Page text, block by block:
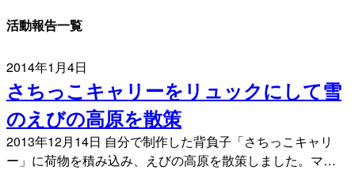
活動報告一覧
2014年1月4日
さちっこキャリーをリュックにして雪
のえびの高原を散策
2013年12月14日 自分で制作した背負子「さちっこキャリ
ー」に荷物を積み込み、えびの高原を散策しました。マ…